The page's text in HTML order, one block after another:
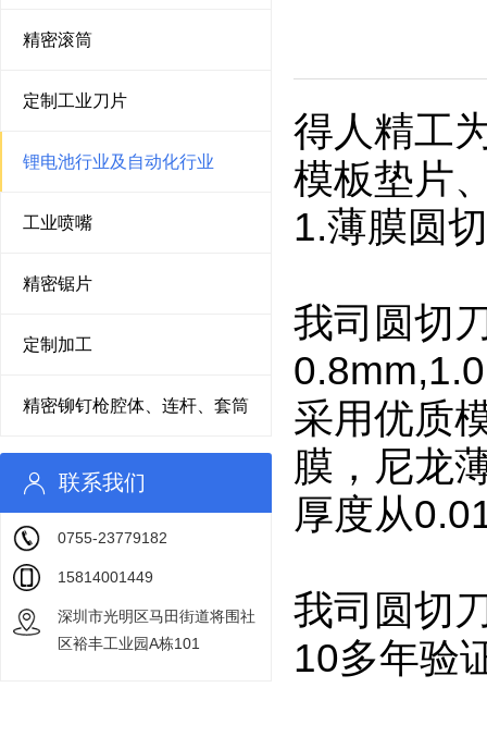
精密滚筒
定制工业刀片
锂电池行业及自动化行业
工业喷嘴
精密锯片
定制加工
精密铆钉枪腔体、连杆、套筒
联系我们
0755-23779182
15814001449
深圳市光明区马田街道将围社
区裕丰工业园A栋101
得人精工
模板垫片
1.薄膜圆
我司圆切
采用优质
膜，尼龙
厚度从
我司圆切
10多年验